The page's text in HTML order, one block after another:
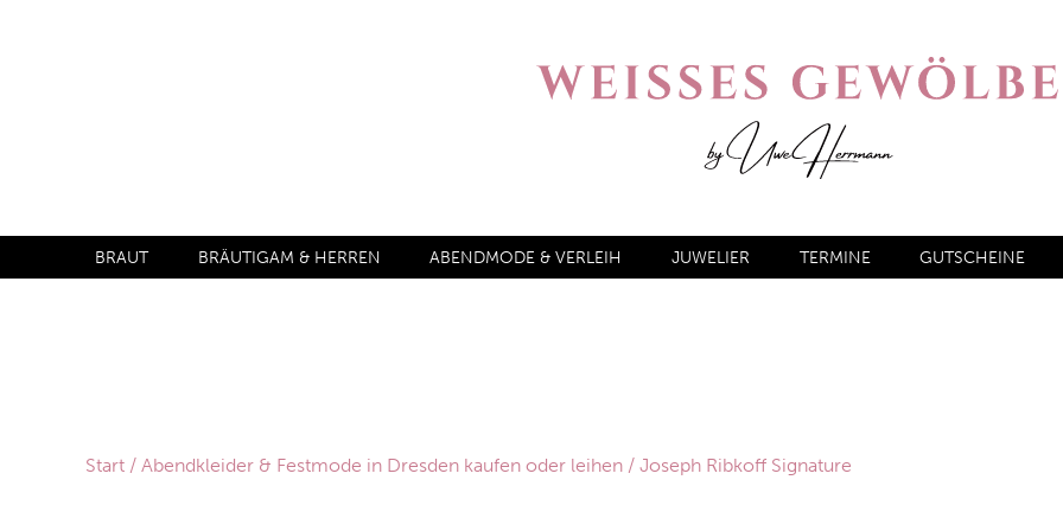
BRAUT BRÄUTIGAM & HERREN ABENDMODE & VERLEIH JUWELIER TERMINE GUTSCHEINE
Start / Abendkleider & Festmode in Dresden kaufen oder leihen / Joseph Ribkoff Signature